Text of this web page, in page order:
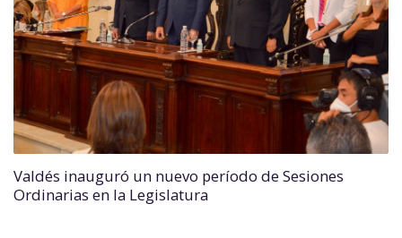
Valdés inauguró un nuevo período de Sesiones
Ordinarias en la Legislatura